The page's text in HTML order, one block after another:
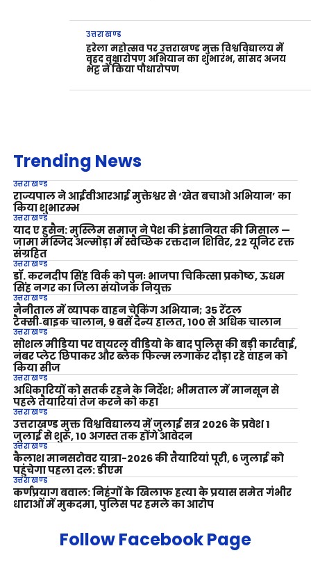
उत्तराखण्ड
हरेला महोत्सव पर उत्तराखण्ड मुक्त विश्वविद्यालय में
वृहद वृक्षारोपण अभियान का शुभारंभ, सांसद अजय
भट्ट ने किया पौधारोपण
Trending News
उत्तराखण्ड
राज्यपाल ने आईवीआरआई मुक्तेश्वर से ‘खेत बचाओ अभियान’ का
किया शुभारम्भ
उत्तराखण्ड
याद ए हुसैन: मुस्लिम समाज ने पेश की इंसानियत की मिसाल —
जामा मस्जिद अल्मोड़ा में स्वैच्छिक रक्तदान शिविर, 22 यूनिट रक्त
संग्रहित
उत्तराखण्ड
डॉ. करनदीप सिंह विर्क को पुनः भाजपा चिकित्सा प्रकोष्ठ, ऊधम
सिंह नगर का जिला संयोजक नियुक्त
उत्तराखण्ड
नैनीताल में व्यापक वाहन चेकिंग अभियान; 35 रेंटल
टैक्सी‑बाइक चालान, 9 बसें दैन्य हालत, 100 से अधिक चालान
उत्तराखण्ड
सोशल मीडिया पर वायरल वीडियो के बाद पुलिस की बड़ी कार्रवाई,
नंबर प्लेट छिपाकर और ब्लैक फिल्म लगाकर दौड़ा रहे वाहन को
किया सीज
उत्तराखण्ड
अधिकारियों को सतर्क रहने के निर्देश; भीमताल में मानसून से
पहले तैयारियां तेज करने को कहा
उत्तराखण्ड
उत्तराखण्ड मुक्त विश्वविद्यालय में जुलाई सत्र 2026 के प्रवेश 1
जुलाई से शुरू, 10 अगस्त तक होंगे आवेदन
उत्तराखण्ड
कैलाश मानसरोवर यात्रा-2026 की तैयारियां पूरी, 6 जुलाई को
पहुंचेगा पहला दल: डीएम
उत्तराखण्ड
कर्णप्रयाग बवाल: निहंगों के खिलाफ हत्या के प्रयास समेत गंभीर
धाराओं में मुकदमा, पुलिस पर हमले का आरोप
Follow Facebook Page